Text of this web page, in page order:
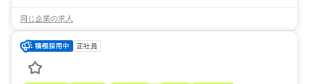
同じ企業の求人
正社員